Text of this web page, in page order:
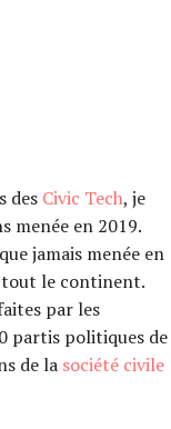
des Civic Tech, je
menée en 2019.
jamais menée en
tout le continent.
par les
partis politiques de
de la société civile